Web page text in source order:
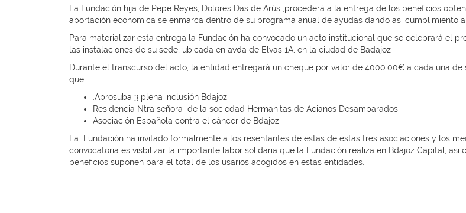
La Fundación hija de Pepe Reyes, Dolores Das de Arús ,procederá a la entrega de los beneficios
aportación economica se enmarca dentro de su programa anual de ayudas dando asi cumplimiento
Para materializar esta entrega la Fundación ha convocado un acto institucional que se celebrará el
las instalaciones de su sede, ubicada en avda de Elvas 1A, en la ciudad de Badajoz
Durante el transcurso del acto, la entidad entregará un cheque por valor de 4000.00€ a cada una
que
.Aprosuba 3 plena inclusión Bdajoz
Residencia Ntra señora de la sociedad Hermanitas de Acianos Desamparados
Asociación Española contra el cáncer de Bdajoz
La Fundación ha invitado formalmente a los resentantes de estas de estas tres asociaciones y los
convocatoria es visbilizar la importante labor solidaria que la Fundación realiza en Bdajoz Capital,
beneficios suponen para el total de los usarios acogidos en estas entidades.